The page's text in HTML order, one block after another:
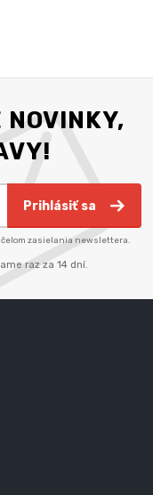
Prihlásiť sa
zasielania newslettera.
raz za 14 dní.